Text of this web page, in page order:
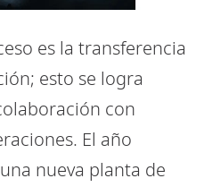
es la transferencia
esto se logra
con
El año
nueva planta de